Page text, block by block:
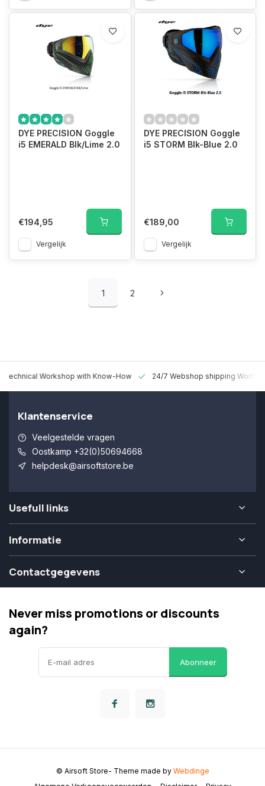
DYE PRECISION Goggle
i5 EMERALD Blk/Lime 2.0
€194,95
Vergelijk
DYE PRECISION Goggle
i5 STORM Blk-Blue 2.0
€189,00
Vergelijk
1 2
Technical Workshop with Know-How 24/7 Webshop shipping
Klantenservice
Veelgestelde vragen
Oostkamp +32(0)50694668
helpdesk@airsoftstore.be
Usefull links
Informatie
Contactgegevens
Never miss promotions or discounts
again?
Abonneer
© Airsoft Store- Theme made by Webdinge